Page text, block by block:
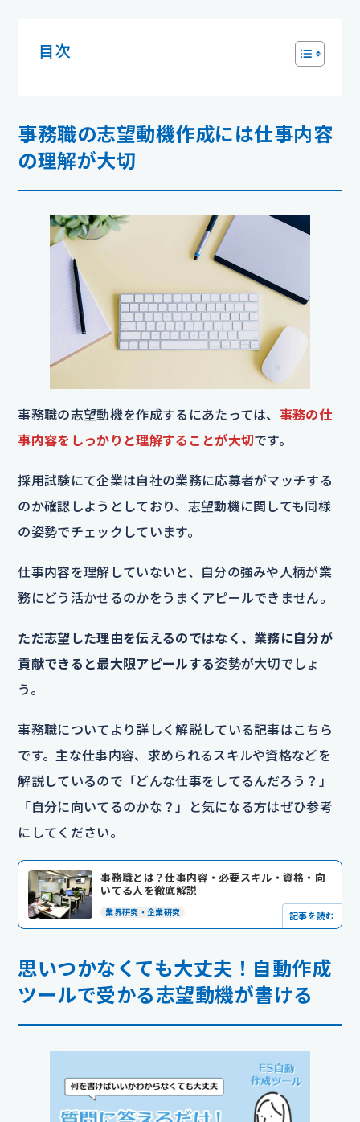
目次
事務職の志望動機作成には仕事内容
の理解が大切
事務職の志望動機を作成するにあたっては、 事務の仕
事内容をしっかりと理解することが大切です。
採用試験にて企業は自社の業務に応募者がマッチする
のか確認しようとしており、志望動機に関しても同様
の姿勢でチェックしています。
仕事内容を理解していないと、自分の強みや人柄が業
務にどう活かせるのかをうまくアピールできません。
ただ志望した理由を伝えるのではなく、業務に自分が
貢献できると最大限アピールする姿勢が大切でしょ
う。
事務職についてより詳しく解説している記事はこちら
です。主な仕事内容、求められるスキルや資格などを
解説しているので「どんな仕事をしてるんだろう？」
「自分に向いてるのかな？」と気になる方はぜひ参考
にしてください。
事務職とは？仕事内容・必要スキル・資格・向
いてる人を徹底解説
業界研究・企業研究 記事を読む
思いつかなくても大丈夫！自動作成
ツールで受かる志望動機が書ける